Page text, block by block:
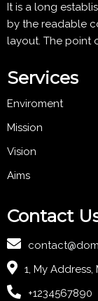
It is a long
by the readable
layout. The point
Services
Enviroment
Mission
Vision
Aims
Contact
1, My Address,
+1234567890